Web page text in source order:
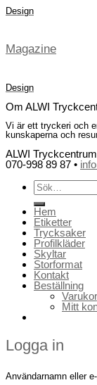
Design
Magazine
Design
Om ALWI
Vi är ett tryckeri och
kunskaperna och
ALWI
070-998 89 87 •
Sök
efter:
Hem
Etiketter
Trycksaker
Profilkläder
Skyltar
Storformat
Kontakt
Beställning
Mitt
Logga in
Användarnamn eller